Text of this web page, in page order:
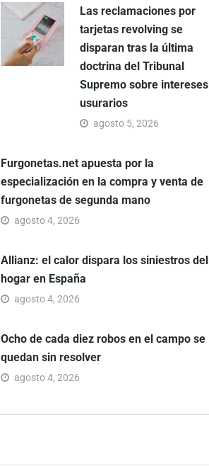
Las reclamaciones por
tarjetas revolving se
disparan tras la última
doctrina del Tribunal
Supremo sobre intereses
usurarios
agosto 5, 2026
Furgonetas.net apuesta por la
especialización en la compra y venta de
furgonetas de segunda mano
agosto 4, 2026
Allianz: el calor dispara los siniestros del
hogar en España
agosto 4, 2026
Ocho de cada diez robos en el campo se
quedan sin resolver
agosto 4, 2026